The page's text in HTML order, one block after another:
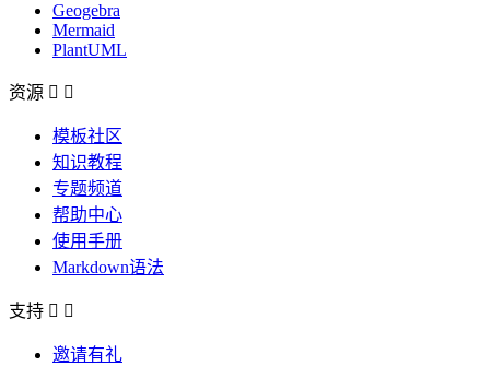
Geogebra
Mermaid
PlantUML
资源  
模板社区
知识教程
专题频道
帮助中心
使用手册
Markdown语法
支持  
邀请有礼